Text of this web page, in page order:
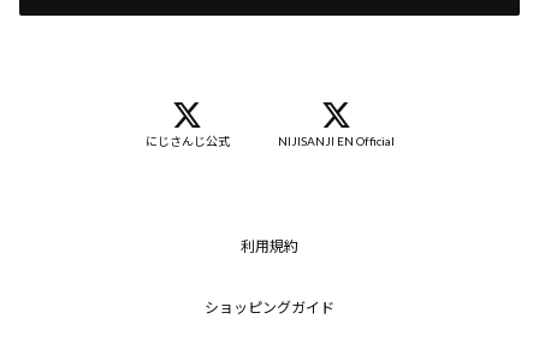
にじさんじ公式 NIJISANJI EN Official
利用規約
ショッピングガイド